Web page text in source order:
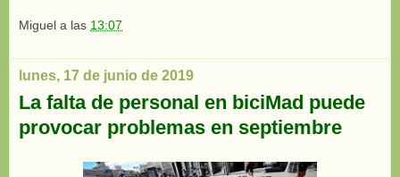
Miguel a las 13:07
lunes, 17 de junio de 2019
La falta de personal en biciMad puede
provocar problemas en septiembre